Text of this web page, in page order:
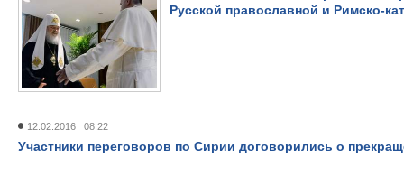
Русской православной и Римско-
12.02.2016 08:22
Участники переговоров по Сирии договорились о